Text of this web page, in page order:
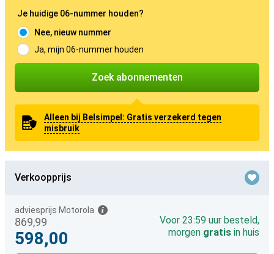
Je huidige 06-nummer houden?
Nee, nieuw nummer
Ja, mijn 06-nummer houden
Zoek abonnementen
Alleen bij Belsimpel: Gratis verzekerd tegen
misbruik
Verkoopprijs
869,99
adviesprijs Motorola
598,00
Voor 23:59 uur besteld,
morgen gratis in huis